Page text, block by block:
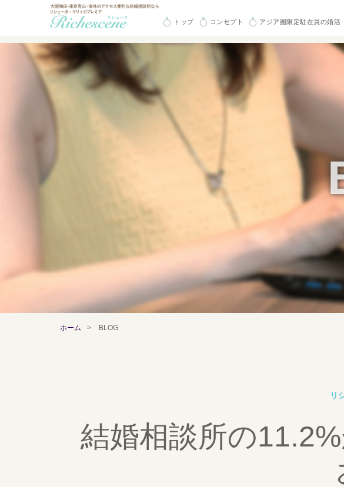
トップ コンセプト アジア圏限定駐在員の婚活
ホーム > BLOG
リ
結婚相談所の